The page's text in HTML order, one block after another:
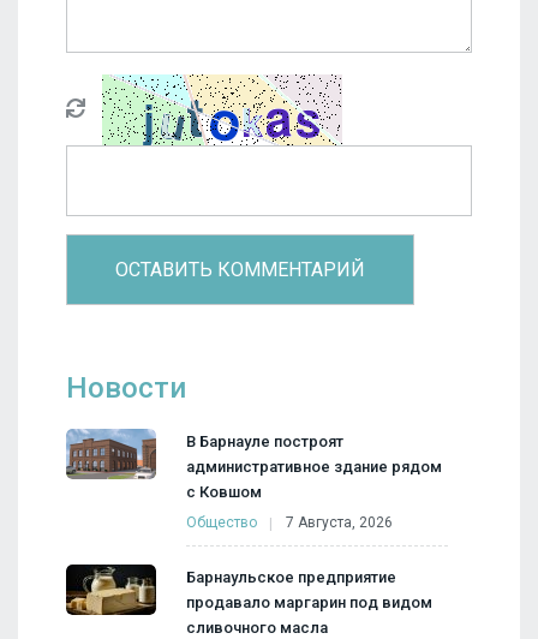
Новости
В Барнауле построят
административное здание рядом
с Ковшом
Общество 7 Августа, 2026
Барнаульское предприятие
продавало маргарин под видом
сливочного масла